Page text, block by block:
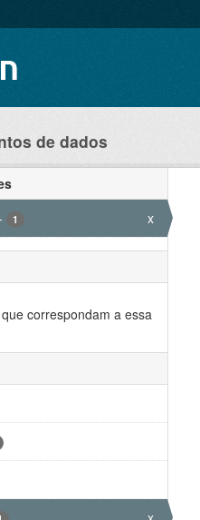
de dados
1 x
correspondam a essa